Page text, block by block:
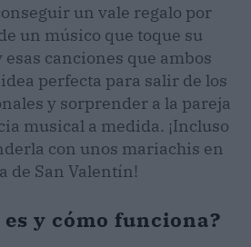
un vale regalo por
un músico que toque su
canciones que ambos
perfecta para salir de los
y sorprender a la pareja
musical a medida. ¡Incluso
con unos mariachis en
de San Valentín!
es y cómo funciona?